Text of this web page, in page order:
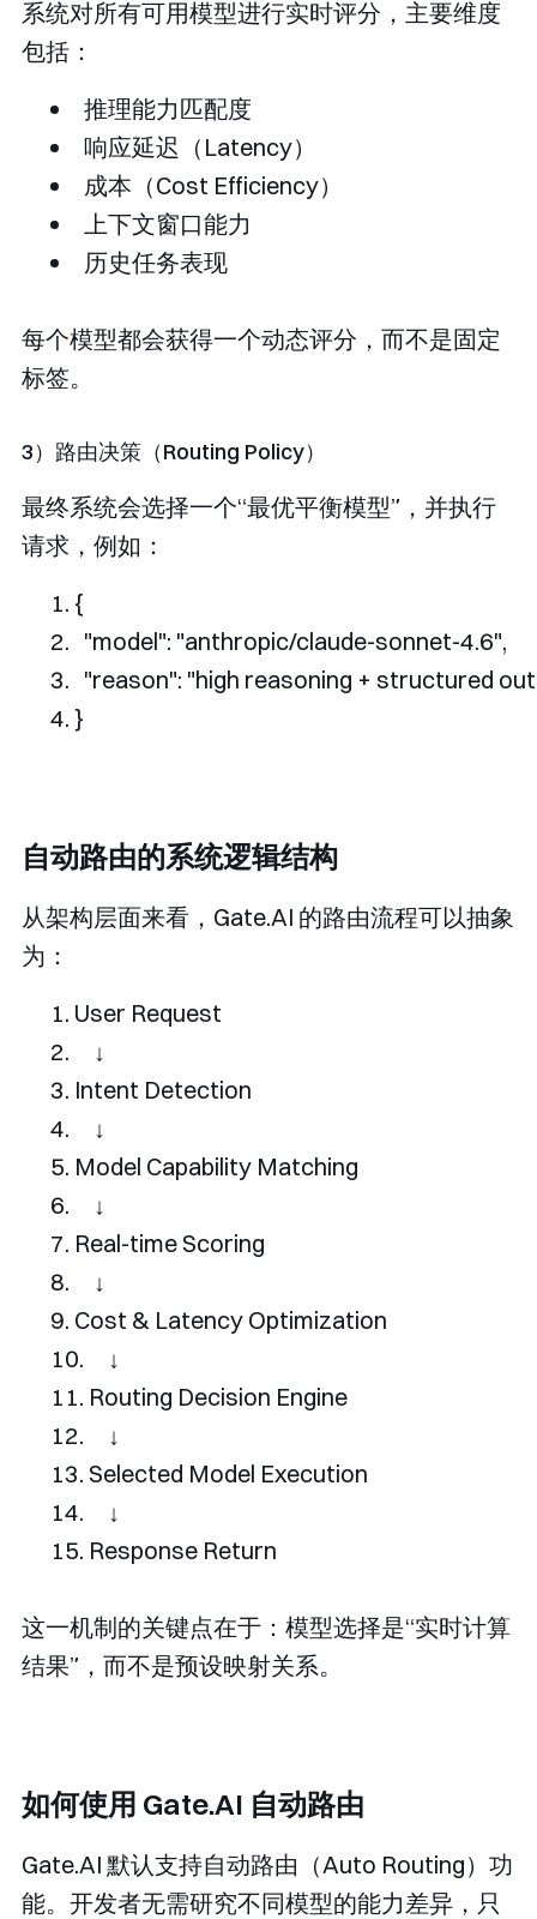
系统对所有可用模型进行实时评分，主要维度
包括：
推理能力匹配度
响应延迟（Latency）
成本（Cost Efficiency）
上下文窗口能力
历史任务表现
每个模型都会获得一个动态评分，而不是固定
标签。
3）路由决策（Routing Policy）
最终系统会选择一个“最优平衡模型”，并执行
请求，例如：
{
"model": "anthropic/claude-sonnet-4.6",
"reason": "high reasoning + structured
}
自动路由的系统逻辑结构
从架构层面来看，Gate.AI 的路由流程可以抽象
为：
User Request
↓
Intent Detection
↓
Model Capability Matching
↓
Real-time Scoring
↓
Cost & Latency Optimization
↓
Routing Decision Engine
↓
Selected Model Execution
↓
Response Return
这一机制的关键点在于：模型选择是“实时计算
结果”，而不是预设映射关系。
如何使用 Gate.AI 自动路由
Gate.AI 默认支持自动路由（Auto Routing）功
能。开发者无需研究不同模型的能力差异，只